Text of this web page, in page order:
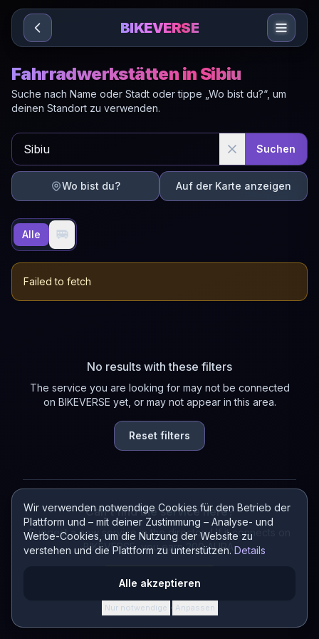
Sari la conținut
Wir verwenden notwendige Cookies für den Betrieb der
Plattform und – mit deiner Zustimmung – Analyse- und
Werbe-Cookies, um die Nutzung der Website zu
verstehen und die Plattform zu unterstützen. Details
Alle akzeptieren
Nur notwendige · Anpassen
BIKEVERSE
Fahrradwerkstätten in Sibiu
Suche nach Name oder Stadt oder tippe „Wo bist du?“, um
deinen Standort zu verwenden.
Suchen
Wo bist du? Auf der Karte anzeigen
Alle 🚐
Failed to fetch
No results with these filters
The service you are looking for may not be connected
on BIKEVERSE yet, or may not appear in this area.
Reset filters
Can't find the service here?
Suggest a new service in the directory! If it connects on
BIKEVERSE, you earn 200 AURA.
Suggest a service